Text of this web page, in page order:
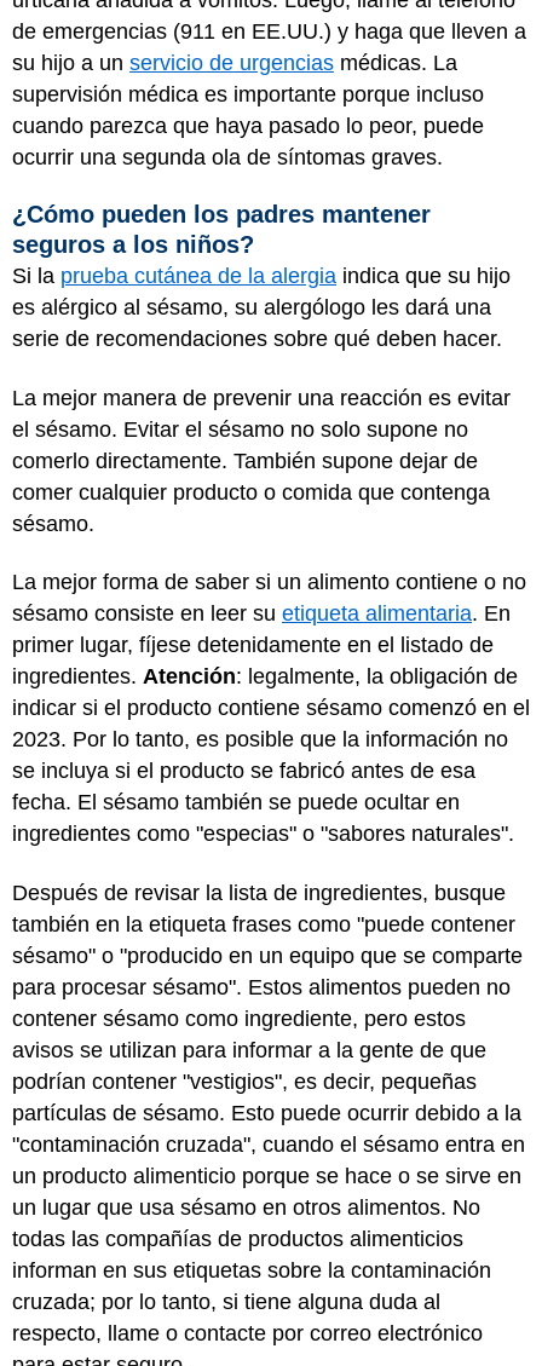
de emergencias (911 en EE.UU.) y haga que lleven a
su hijo a un servicio de urgencias médicas. La
supervisión médica es importante porque incluso
cuando parezca que haya pasado lo peor, puede
ocurrir una segunda ola de síntomas graves.
¿Cómo pueden los padres mantener
seguros a los niños?
Si la prueba cutánea de la alergia indica que su hijo
es alérgico al sésamo, su alergólogo les dará una
serie de recomendaciones sobre qué deben hacer.
La mejor manera de prevenir una reacción es evitar
el sésamo. Evitar el sésamo no solo supone no
comerlo directamente. También supone dejar de
comer cualquier producto o comida que contenga
sésamo.
La mejor forma de saber si un alimento contiene o no
sésamo consiste en leer su etiqueta alimentaria. En
primer lugar, fíjese detenidamente en el listado de
ingredientes. Atención: legalmente, la obligación de
indicar si el producto contiene sésamo comenzó en el
2023. Por lo tanto, es posible que la información no
se incluya si el producto se fabricó antes de esa
fecha. El sésamo también se puede ocultar en
ingredientes como "especias" o "sabores naturales".
Después de revisar la lista de ingredientes, busque
también en la etiqueta frases como "puede contener
sésamo" o "producido en un equipo que se comparte
para procesar sésamo". Estos alimentos pueden no
contener sésamo como ingrediente, pero estos
avisos se utilizan para informar a la gente de que
podrían contener "vestigios", es decir, pequeñas
partículas de sésamo. Esto puede ocurrir debido a la
"contaminación cruzada", cuando el sésamo entra en
un producto alimenticio porque se hace o se sirve en
un lugar que usa sésamo en otros alimentos. No
todas las compañías de productos alimenticios
informan en sus etiquetas sobre la contaminación
cruzada; por lo tanto, si tiene alguna duda al
respecto, llame o contacte por correo electrónico